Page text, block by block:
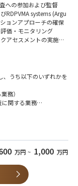
への参加および監督
RDPVMA systems (Argu
ョンアプローチの確保
価・モニタリング
アセスメントの実施
テンプレートの開発・
ルコンプライアンスの
のリード
トナー監査のサポート
としての指導
」概念に基づくCSVプロ
ーション実装に対する
擦を低減
AIバリデーションなど
グローバルなステーク
、うち以下のいずれかを
務）
関する業務
デーション業務
ム管理（ISPE GAMP
的に改善を提案できる
の業務経験
ンドへの幅広い理解
ナンス、データインテ
万円 ~ 1,000 万円